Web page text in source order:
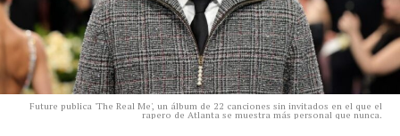
Future publica 'The Real Me', un álbum de 22 canciones sin invitados en el que el
rapero de Atlanta se muestra más personal que nunca.